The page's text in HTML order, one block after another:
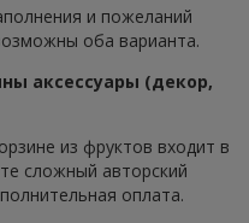
и пожеланий
оба варианта.
аксессуары (декор,
из фруктов входит в
сложный авторский
оплата.